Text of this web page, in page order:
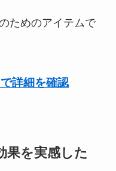
ためのアイテムで
詳細を確認
果を実感した